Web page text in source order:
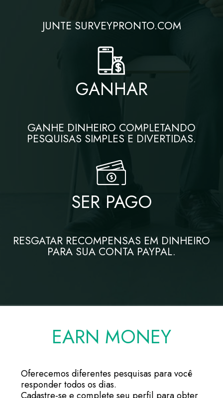
JUNTE SURVEYPRONTO.COM
GANHAR
GANHE DINHEIRO COMPLETANDO
PESQUISAS SIMPLES E DIVERTIDAS.
SER PAGO
RESGATAR RECOMPENSAS EM DINHEIRO
PARA SUA CONTA PAYPAL.
EARN MONEY
Oferecemos diferentes pesquisas para você
responder todos os dias.
Cadastre-se e complete seu perfil para obter